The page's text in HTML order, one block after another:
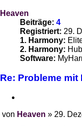
Heaven
Beiträge: 4
Registriert: 29.
1. Harmony:
2. Harmony: Hub
Software:
Re: Probleme mit
von Heaven » 29.